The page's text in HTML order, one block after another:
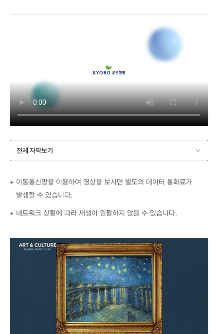
전체 자막보기
이동통신망을 이용하여 영상을 보시면 별도의 데이터 통화료가
발생할 수 있습니다.
네트워크 상황에 따라 재생이 원활하지 않을 수 있습니다.